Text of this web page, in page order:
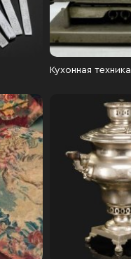
Кухонная техника